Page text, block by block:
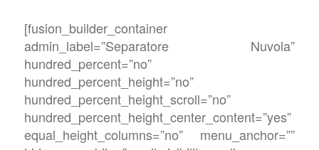
[fusion_builder_container
admin_label=”Separatore Nuvola”
hundred_percent=”no”
hundred_percent_height=”no”
hundred_percent_height_scroll=”no”
hundred_percent_height_center_content=”yes”
equal_height_columns=”no” menu_anchor=””